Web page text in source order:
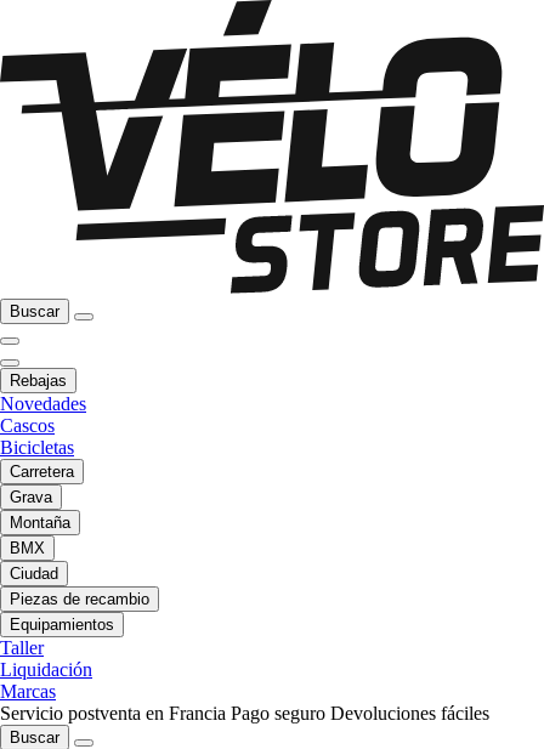
Buscar
Rebajas
Novedades
Cascos
Bicicletas
Carretera
Grava
Montaña
BMX
Ciudad
Piezas de recambio
Equipamientos
Taller
Liquidación
Marcas
Servicio postventa en Francia Pago seguro Devoluciones fáciles
Buscar